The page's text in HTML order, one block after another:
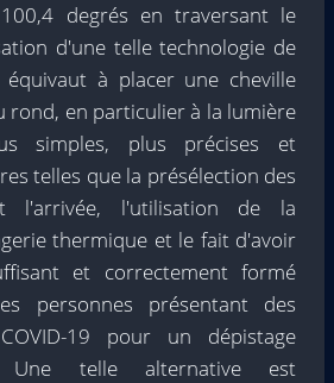
degrés en traversant le
d'une telle technologie de
à placer une cheville
rond, en particulier à la lumière
simples, plus précises et
telles que la présélection des
l'arrivée, l'utilisation de la
thermique et le fait d'avoir
et correctement formé
personnes présentant des
19 pour un dépistage
Une telle alternative est